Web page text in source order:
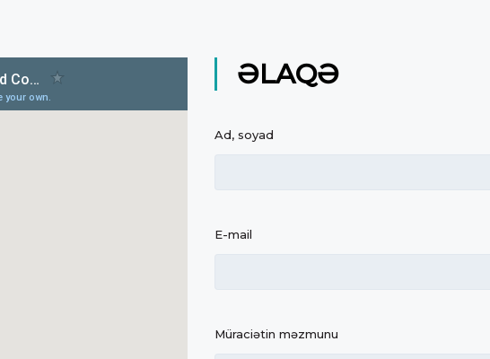
ƏLAQƏ
Ad, soyad
E-mail
Müraciətin məzmunu